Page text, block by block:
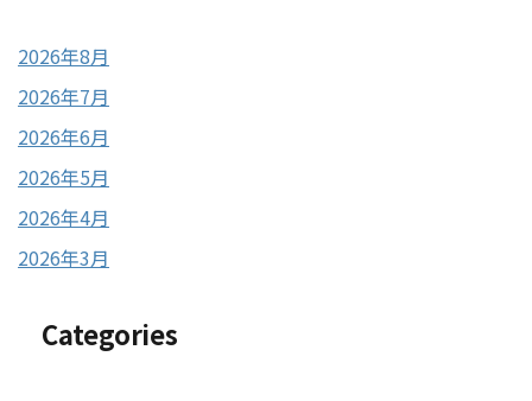
2026年8月
2026年7月
2026年6月
2026年5月
2026年4月
2026年3月
Categories